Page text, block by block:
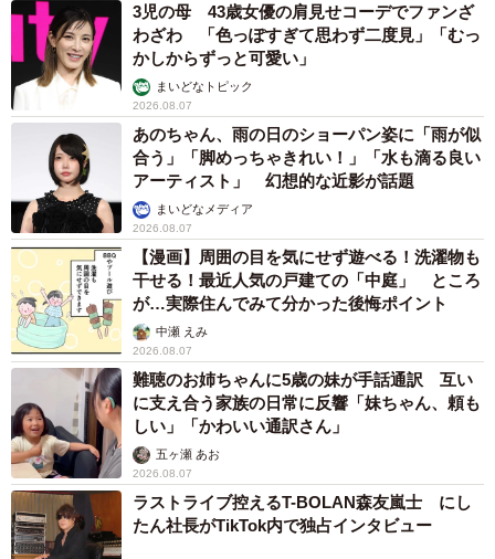
3児の母 43歳女優の肩見せコーデでファンざ
わざわ 「色っぽすぎて思わず二度見」「むっ
かしからずっと可愛い」
まいどなトピック
2026.08.07
あのちゃん、雨の日のショーパン姿に「雨が似
合う」「脚めっちゃきれい！」「水も滴る良い
アーティスト」 幻想的な近影が話題
まいどなメディア
2026.08.07
【漫画】周囲の目を気にせず遊べる！洗濯物も
干せる！最近人気の戸建ての「中庭」 ところ
が…実際住んでみて分かった後悔ポイント
中瀬 えみ
2026.08.07
難聴のお姉ちゃんに5歳の妹が手話通訳 互い
に支え合う家族の日常に反響「妹ちゃん、頼も
しい」「かわいい通訳さん」
五ヶ瀬 あお
2026.08.07
ラストライブ控えるT-BOLAN森友嵐士 にし
たん社長がTikTok内で独占インタビュー